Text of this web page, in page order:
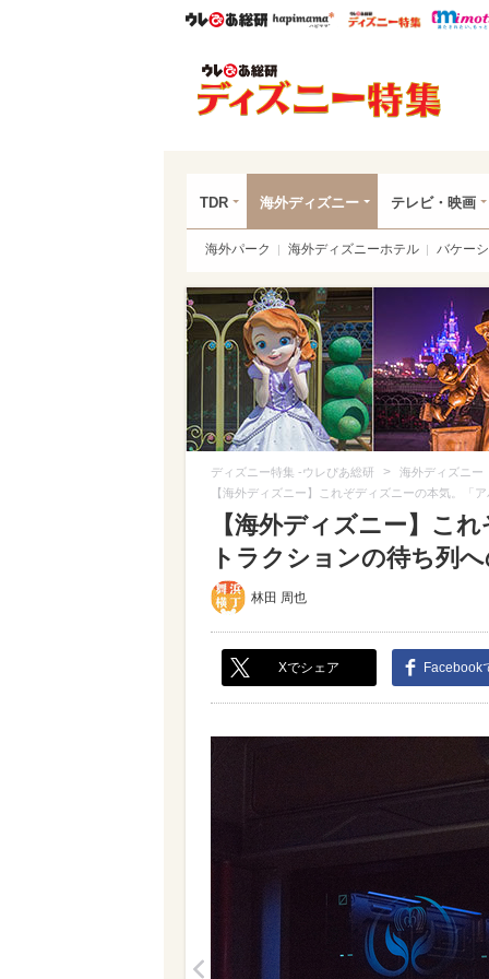
ウレぴあ総研ハピママ*
ウレぴ
TDR 海外ディズニー テレビ・映画
海外パーク 海外ディズニーホテル バケー
ディズニー特集 -ウレぴあ総研 >
海外ディズニー
【海外ディズニー】これぞディズニーの本気。「
【海外ディズニー】こ
トラクションの待ち列
林田 周也
Xでシェア Facebook